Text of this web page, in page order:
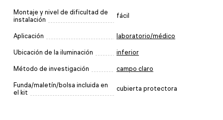
Montaje y nivel de dificultad de
instalación
fácil
Aplicación laboratorio/médico
Ubicación de la iluminación inferior
Método de investigación campo claro
Funda/maletín/bolsa incluida en
el kit
cubierta protectora